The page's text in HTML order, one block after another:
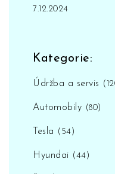
7.12.2024
Kategorie:
Údržba a servis
Automobily (80)
Tesla (54)
Hyundai (44)